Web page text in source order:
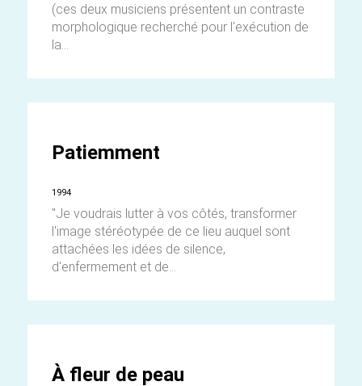
(ces deux musiciens présentent un contraste
morphologique recherché pour l'exécution de
la...
Patiemment
1994
"Je voudrais lutter à vos côtés, transformer
l'image stéréotypée de ce lieu auquel sont
attachées les idées de silence,
d'enfermement et de...
À fleur de peau